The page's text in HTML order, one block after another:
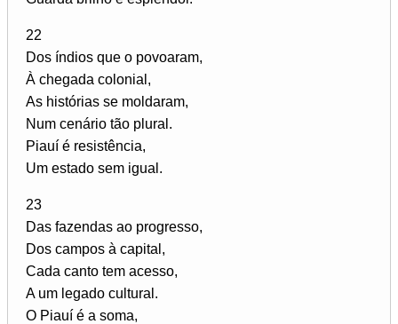
22
Dos índios que o povoaram,
À chegada colonial,
As histórias se moldaram,
Num cenário tão plural.
Piauí é resistência,
Um estado sem igual.
23
Das fazendas ao progresso,
Dos campos à capital,
Cada canto tem acesso,
A um legado cultural.
O Piauí é a soma,